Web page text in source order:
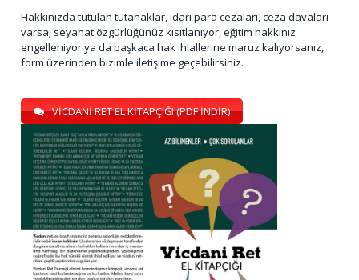
Hakkınızda tutulan tutanaklar, idari para cezaları, ceza davaları
varsa; seyahat özgürlüğünüz kısıtlanıyor, eğitim hakkınız
engelleniyor ya da başkaca hak ihlallerine maruz kalıyorsanız,
form üzerinden bizimle iletişime geçebilirsiniz.
VİCDANİ RET EL KİTAPÇIĞI (PDF İNDİR)